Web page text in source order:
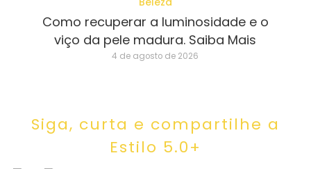
Como recuperar a luminosidade e o
viço da pele madura. Saiba Mais
4 de agosto de 2026
Siga, curta e compartilhe a
Estilo 5.0+